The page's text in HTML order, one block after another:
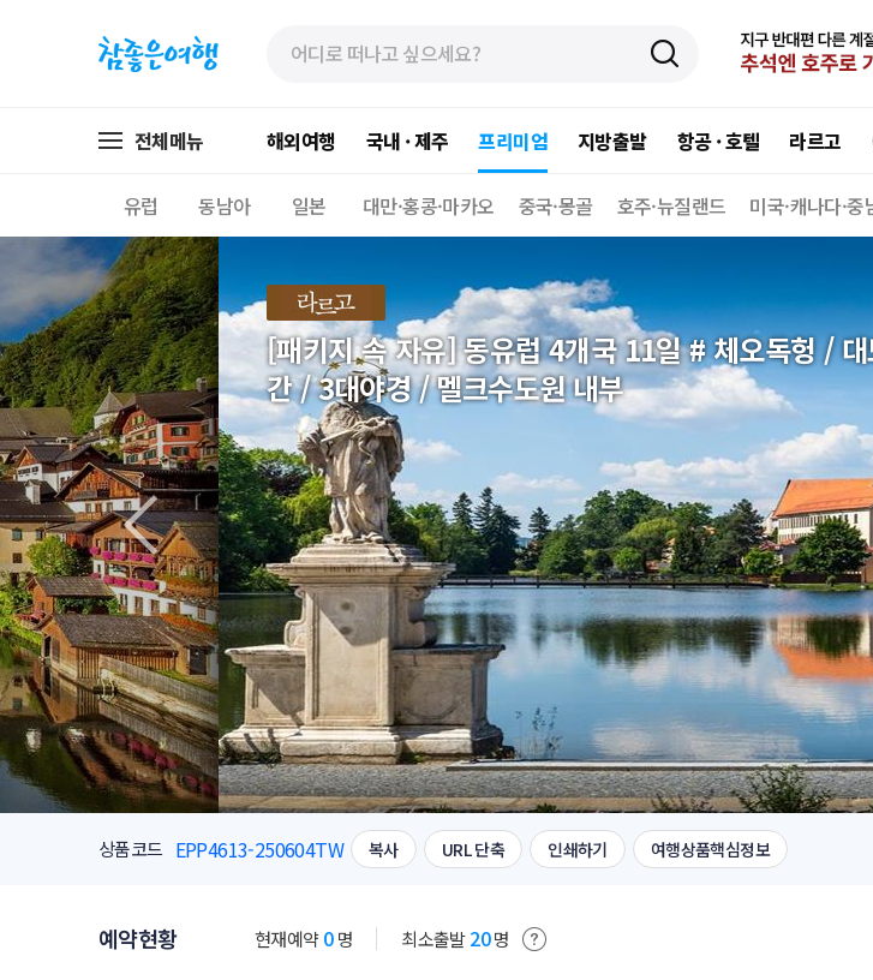
전체메뉴 해외여행 국내 · 제주 프리미엄 지방출발 항공 · 호텔 라르고
유럽 동남아 일본 대만·홍콩·마카오 중국·몽골 호주·뉴질랜드 미국·캐나다·중
[패키지 속 자유] 동유럽 4개국 11일 # 체오독헝 /
간 / 3대야경 / 멜크수도원 내부
상품코드 EPP4613-250604TW 복사 URL 단축 인쇄하기 여행상품핵심정보
예약현황 현재예약0명 최소출발20명